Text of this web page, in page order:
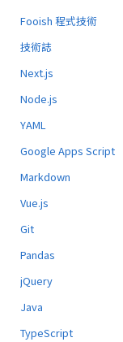
Fooish 程式技術
技術誌
Next.js
Node.js
YAML
Google Apps Script
Markdown
Vue.js
Git
Pandas
jQuery
Java
TypeScript